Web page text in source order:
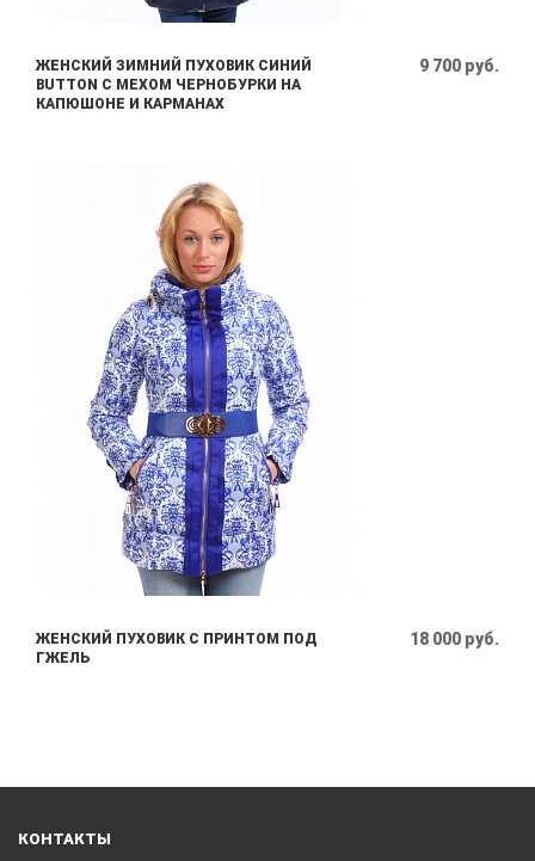
ЖЕНСКИЙ ЗИМНИЙ ПУХОВИК СИНИЙ
BUTTON С МЕХОМ ЧЕРНОБУРКИ НА
КАПЮШОНЕ И КАРМАНАХ
9 700 руб.
ЖЕНСКИЙ ПУХОВИК С ПРИНТОМ ПОД
ГЖЕЛЬ
18 000 руб.
КОНТАКТЫ